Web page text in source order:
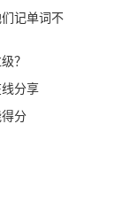
记单词不
？
分享
分